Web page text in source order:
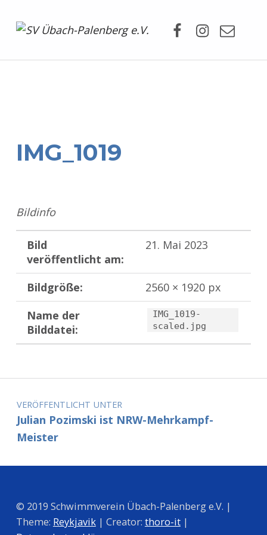
IMG_1019
Bildinfo
Bild
veröffentlicht am:
21. Mai 2023
Bildgröße:
2560 × 1920 px
Name der
Bilddatei:
IMG_1019-
scaled.jpg
Zurück zur Hauptnavigation springen
Beitragsnavigation
VERÖFFENTLICHT UNTER
Julian Pozimski ist NRW-Mehrkampf-
Meister
© 2019 Schwimmverein Übach-Palenberg e.V. |
Theme: Reykjavik| Creator: thoro-it|